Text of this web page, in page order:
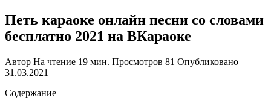
Петь караоке онлайн песни со словами
бесплатно 2021 на ВКараоке
Автор На чтение 19 мин. Просмотров 81 Опубликовано
31.03.2021
Содержание